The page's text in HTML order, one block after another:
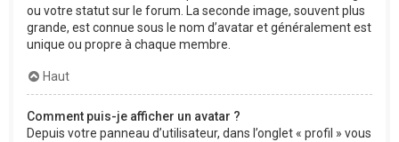
ou votre statut sur le forum. La seconde image, souvent plus
grande, est connue sous le nom d’avatar et généralement est
unique ou propre à chaque membre.
Haut
Comment puis-je afficher un avatar ?
Depuis votre panneau d’utilisateur, dans l’onglet « profil » vous